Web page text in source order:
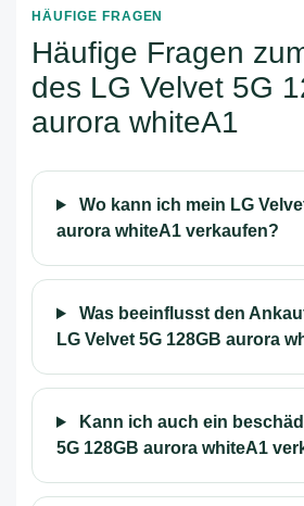
HÄUFIGE FRAGEN
Häufige Fragen
des LG Velvet 5G
aurora whiteA1
Wo kann ich mein LG
aurora whiteA1 verkaufen?
Was beeinflusst den
LG Velvet 5G 128GB aurora
Kann ich auch ein
5G 128GB aurora whiteA1